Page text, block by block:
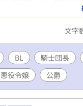
と押しかけていた
どが狙っている人
ールの手伝いをす
も喋れない。 それ
していた。 リアム
きている。 Ωを隠
誰とも関わらずに
って来ただけで発
れ、ホテルの部屋に
文字
BL 騎士団長
悪役令嬢 公爵